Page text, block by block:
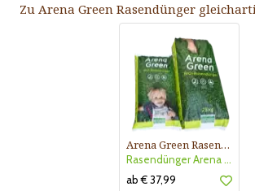
Zu Arena Green Rasendünger
Arena Green Rasendünger
Rasendünger Arena Green
ab € 37,99